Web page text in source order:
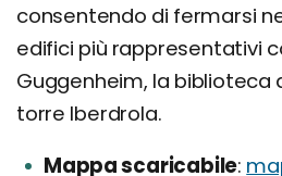
consentendo di fermarsi
edifici più rappresentativi
Guggenheim, la biblioteca
torre Iberdrola.
Mappa scaricabile